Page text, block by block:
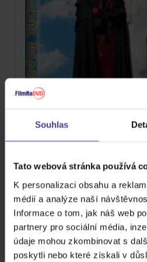
Souhlas
Tato webová stránka používá
K personalizaci obsahu a
médií a analýze naší
Informace o tom, jak náš web
partnery pro sociální média,
údaje mohou zkombinovat s
poskytli nebo které získali v
Anděl Páně 2
DVD
DO